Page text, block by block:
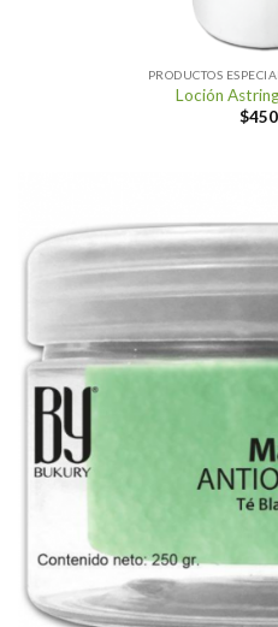
PRODUCTOS
Loción
$